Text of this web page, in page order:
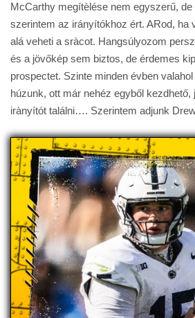
McCarthy megítèlése nem egyszerű, de
szerintem az irányítókhoz ért. ARod, ha
alá veheti a sràcot. Hangsúlyozom
és a jövőkép sem biztos, de érdemes
prospectet. Szinte minden évben
húzunk, ott már nehéz egyből kezdhető,
irànyítót találni…. Szerintem adjunk